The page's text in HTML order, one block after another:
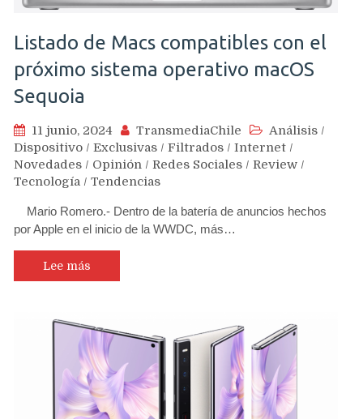
Listado de Macs compatibles con el
próximo sistema operativo macOS
Sequoia
11 junio, 2024 TransmediaChile Análisis /
Dispositivo / Exclusivas / Filtrados / Internet /
Novedades / Opinión / Redes Sociales / Review /
Tecnología / Tendencias
Mario Romero.- Dentro de la batería de anuncios hechos
por Apple en el inicio de la WWDC, más…
Lee más